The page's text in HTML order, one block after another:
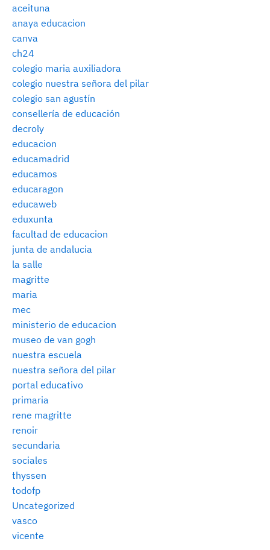
aceituna
anaya educacion
canva
ch24
colegio maria auxiliadora
colegio nuestra señora del pilar
colegio san agustín
consellería de educación
decroly
educacion
educamadrid
educamos
educaragon
educaweb
eduxunta
facultad de educacion
junta de andalucia
la salle
magritte
maria
mec
ministerio de educacion
museo de van gogh
nuestra escuela
nuestra señora del pilar
portal educativo
primaria
rene magritte
renoir
secundaria
sociales
thyssen
todofp
Uncategorized
vasco
vicente